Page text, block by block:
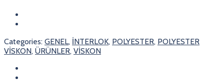
Categories: GENEL, İNTERLOK, POLYESTER, POLYESTER
VİSKON, ÜRÜNLER, VİSKON